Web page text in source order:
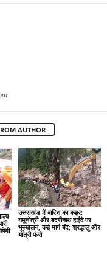
AUTHOR
उत्तराखंड में बारिश का कहर:
यमुनोत्री और बदरीनाथ हाईवे पर
भूस्खलन, कई मार्ग बंद; श्रद्धालु और
यात्री फंसे